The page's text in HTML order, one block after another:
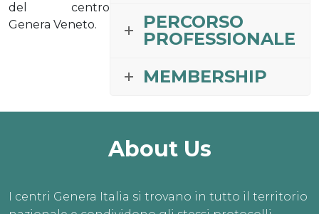
del centro
Genera Veneto.
PERCORSO
PROFESSIONALE
MEMBERSHIP
About Us
I centri Genera Italia si trovano in tutto il territorio